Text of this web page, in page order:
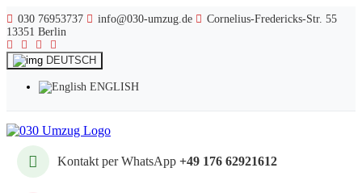
030 76953737 info@030-umzug.de
Cornelius-Fredericks-Str. 55
13351 Berlin
DEUTSCH
ENGLISH
Kontakt per WhatsApp +49 176 62921612